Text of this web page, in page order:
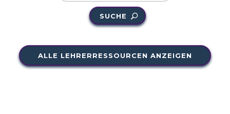
SUCHE
ALLE LEHRERRESSOURCEN ANZEIGEN